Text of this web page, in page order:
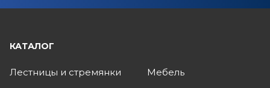
КАТАЛОГ
Лестницы и стремянки
Мебель